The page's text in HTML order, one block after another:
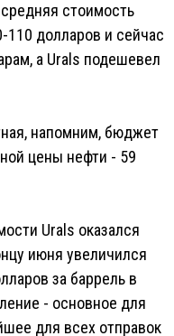
стоимость
110 долларов и сейчас
а Urals подешевел
напомним, бюджет
цены нефти - 59
Urals оказался
июня увеличился
за баррель в
- основное для
для всех отправок